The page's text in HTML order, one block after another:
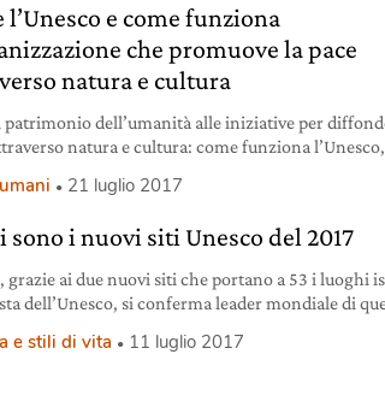
l’Unesco e come funziona
che promuove la pace
natura e cultura
patrimonio dell’umanità alle iniziative per
natura e cultura: come funziona
21 luglio 2017
sono i nuovi siti Unesco del 2017
grazie ai due nuovi siti che portano a 53 i luoghi
dell’Unesco, si conferma leader mondiale di
e stili di vita 11 luglio 2017